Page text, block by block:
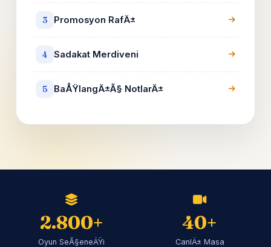
3 Promosyon RafÄ±
4 Sadakat Merdiveni
5 BaÅŸlangÄ±Ã§ NotlarÄ±
2.800+
Oyun SeÃ§eneÄŸi
40+
CanlÄ± Masa